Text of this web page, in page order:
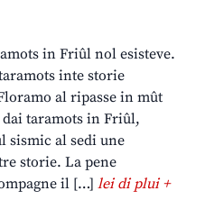
in Friûl nol esisteve.
inte storie
al ripasse in mût
taramots in Friûl,
sismic al sedi une
storie. La pene
il […] lei di plui +